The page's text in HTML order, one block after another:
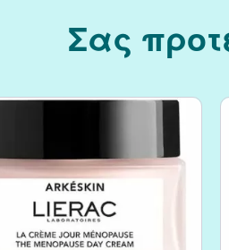
Σας